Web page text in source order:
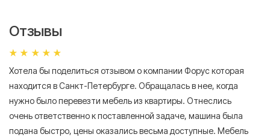
Отзывы
Хотела бы поделиться отзывом о компании Форус которая
находится в Санкт-Петербурге. Обращалась в нее, когда
нужно было перевезти мебель из квартиры. Отнеслись
очень ответственно к поставленной задаче, машина была
подана быстро, цены оказались весьма доступные. Мебель